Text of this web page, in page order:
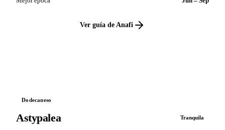
Ver guía de Anafi
Dodecaneso
Astypalea Tranquila